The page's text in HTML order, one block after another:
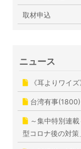
取材申込
ニュース
《耳よりワイ
台湾有事(1800)
～集中特別連
型コロナ後の対策